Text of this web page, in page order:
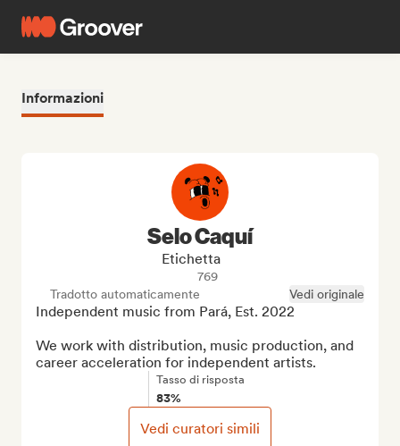
Informazioni
Selo Caquí
Etichetta
769
Tradotto automaticamente
Vedi originale
Independent music from Pará, Est. 2022
We work with distribution, music production, and
career acceleration for independent artists.
Tasso di risposta
83%
Vedi curatori simili